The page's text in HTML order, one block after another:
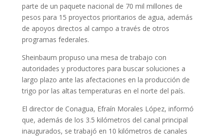
parte de un paquete nacional de 70 mil millones de
pesos para 15 proyectos prioritarios de agua, además
de apoyos directos al campo a través de otros
programas federales.
Sheinbaum propuso una mesa de trabajo con
autoridades y productores para buscar soluciones a
largo plazo ante las afectaciones en la producción de
trigo por las altas temperaturas en el norte del país.
El director de Conagua, Efraín Morales López, informó
que, además de los 3.5 kilómetros del canal principal
inaugurados, se trabajó en 10 kilómetros de canales